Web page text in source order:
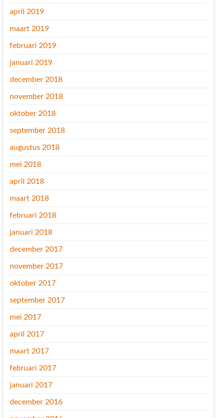
april 2019
maart 2019
februari 2019
januari 2019
december 2018
november 2018
oktober 2018
september 2018
augustus 2018
mei 2018
april 2018
maart 2018
februari 2018
januari 2018
december 2017
november 2017
oktober 2017
september 2017
mei 2017
april 2017
maart 2017
februari 2017
januari 2017
december 2016